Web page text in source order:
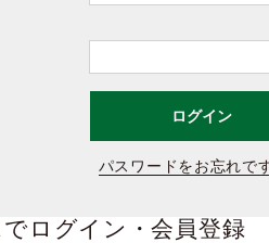
ログイン
パスワードをお忘れで
ログイン・会員登録